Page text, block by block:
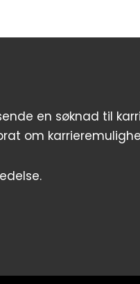
en søknad til
om